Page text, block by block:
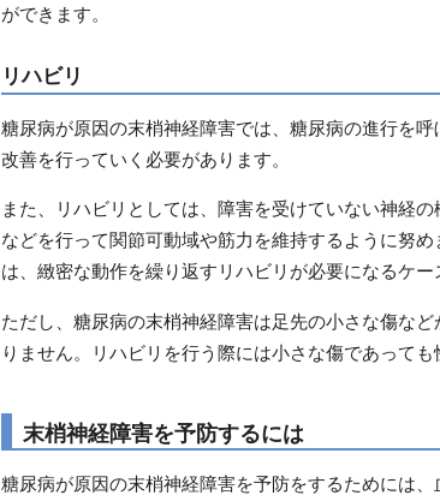
ができます。
リハビリ
糖尿病が原因の末梢神経障害では、糖尿病の進行を
改善を行っていく必要があります。
また、リハビリとしては、障害を受けていない神経
などを行って関節可動域や筋力を維持するように努
は、緻密な動作を繰り返すリハビリが必要になるケー
ただし、糖尿病の末梢神経障害は足先の小さな傷な
りません。リハビリを行う際には小さな傷であっても
末梢神経障害を予防するには
糖尿病が原因の末梢神経障害を予防をするためには